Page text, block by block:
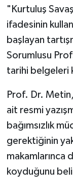
"Kurtuluş
ifadesinin
başlayan
Sorumlusu
tarihi belgeleri
Prof. Dr.
ait resmi
bağımsızlık
gerektiğinin
koyduğunu